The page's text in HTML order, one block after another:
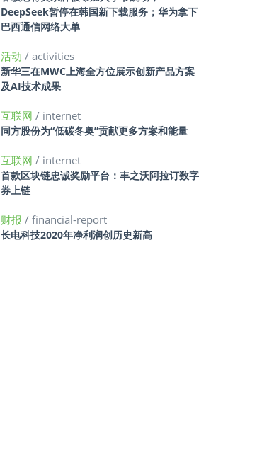
DeepSeek暂停在韩国新下载服务；华为拿下
巴西通信网络大单
活动 / activities
新华三在MWC上海全方位展示创新产品方案
及AI技术成果
互联网 / internet
同方股份为“低碳冬奥”贡献更多方案和能量
互联网 / internet
首款区块链忠诚奖励平台：丰之沃阿拉订数字
券上链
财报 / financial-report
长电科技2020年净利润创历史新高